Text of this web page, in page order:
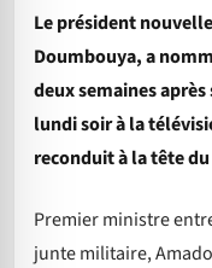
Le président
Doumbouya, a
deux semaines
lundi soir à la
reconduit à la tête
Premier ministre
junte militaire,